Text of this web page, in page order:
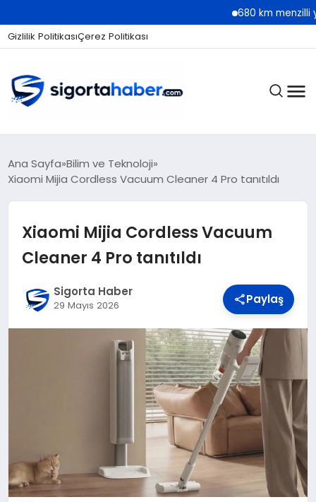
680 km menzilli yeni
Gizlilik PolitikasıÇerez Politikası
SIGORTA
EKONOMI
KÜNYE
Ana Sayfa Bilim ve Teknoloji
Xiaomi Mijia Cordless Vacuum Cleaner 4 Pro tanıtıldı
Xiaomi Mijia Cordless Vacuum
Cleaner 4 Pro tanıtıldı
Sigorta Haber
29 Mayıs 2026 Paylaş